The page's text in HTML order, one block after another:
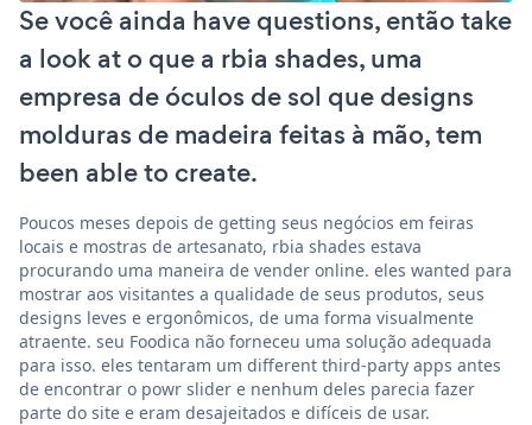
Se você ainda have questions, então take
a look at o que a rbia shades, uma
empresa de óculos de sol que designs
molduras de madeira feitas à mão, tem
been able to create.
Poucos meses depois de getting seus negócios em feiras
locais e mostras de artesanato, rbia shades estava
procurando uma maneira de vender online. eles wanted para
mostrar aos visitantes a qualidade de seus produtos, seus
designs leves e ergonômicos, de uma forma visualmente
atraente. seu Foodica não forneceu uma solução adequada
para isso. eles tentaram um different third-party apps antes
de encontrar o powr slider e nenhum deles parecia fazer
parte do site e eram desajeitados e difíceis de usar.